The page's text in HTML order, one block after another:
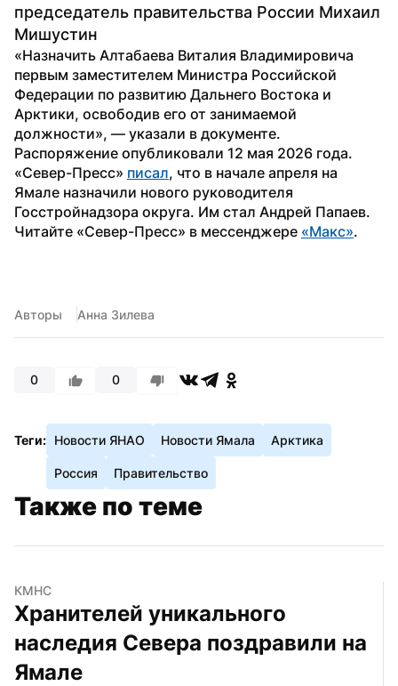
председатель правительства России Михаил
Мишустин
«Назначить Алтабаева Виталия Владимировича
первым заместителем Министра Российской
Федерации по развитию Дальнего Востока и
Арктики, освободив его от занимаемой
должности», — указали в документе.
Распоряжение опубликовали 12 мая 2026 года.
«Север-Пресс» писал, что в начале апреля на
Ямале назначили нового руководителя
Госстройнадзора округа. Им стал Андрей Папаев.
Читайте «Север-Пресс» в мессенджере «Макс».
Авторы Анна Зилева
0 0
Теги: Новости ЯНАО Новости Ямала Арктика
Россия Правительство
Также по теме
КМНС
Хранителей уникального
наследия Севера поздравили на
Ямале